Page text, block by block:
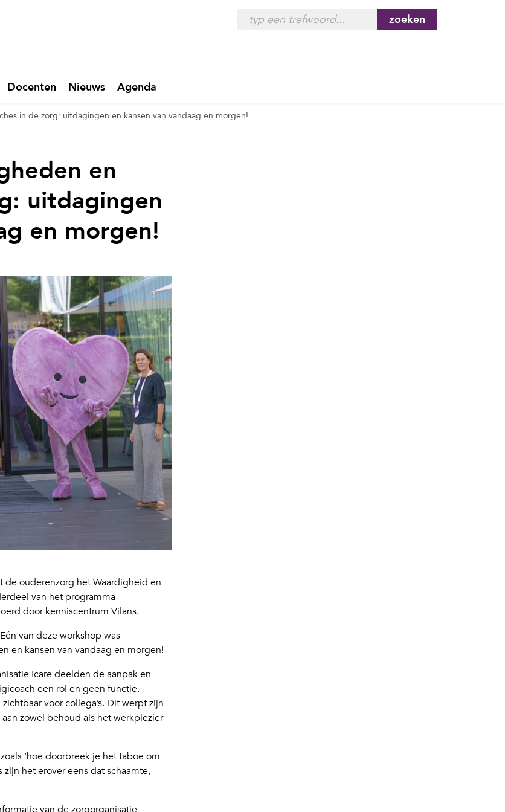
zoeken
Docenten Nieuws Agenda
in de zorg: uitdagingen en kansen van vandaag en morgen!
en
uitdagingen
en morgen!
ouderenzorg het Waardigheid en
van het programma
door kenniscentrum Vilans.
van deze workshop was
en kansen van vandaag en morgen!
Icare deelden de aanpak en
een rol en geen functie.
voor collega’s. Dit werpt zijn
zowel behoud als het werkplezier
‘hoe doorbreek je het taboe om
het erover eens dat schaamte,